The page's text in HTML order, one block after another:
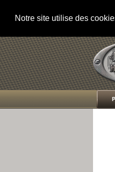
Notre site utilise des